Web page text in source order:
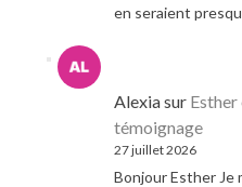
en seraient
Alexiasur Esther
témoignage
27 juillet 2026
Bonjour Esther Je